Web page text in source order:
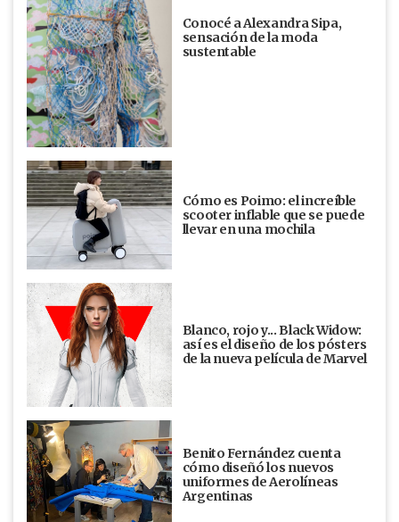
Conocé a Alexandra Sipa,
sensación de la moda
sustentable
Cómo es Poimo: el increíble
scooter inflable que se puede
llevar en una mochila
Blanco, rojo y... Black Widow:
así es el diseño de los pósters
de la nueva película de Marvel
Benito Fernández cuenta
cómo diseñó los nuevos
uniformes de Aerolíneas
Argentinas